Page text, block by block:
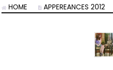
HOME APPEREANCES 2012